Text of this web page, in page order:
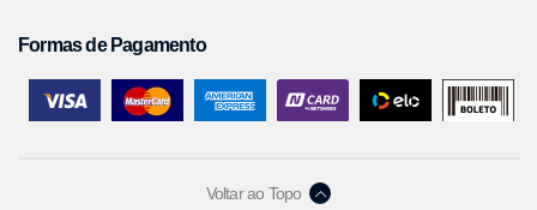
Formas de Pagamento
Voltar ao Topo